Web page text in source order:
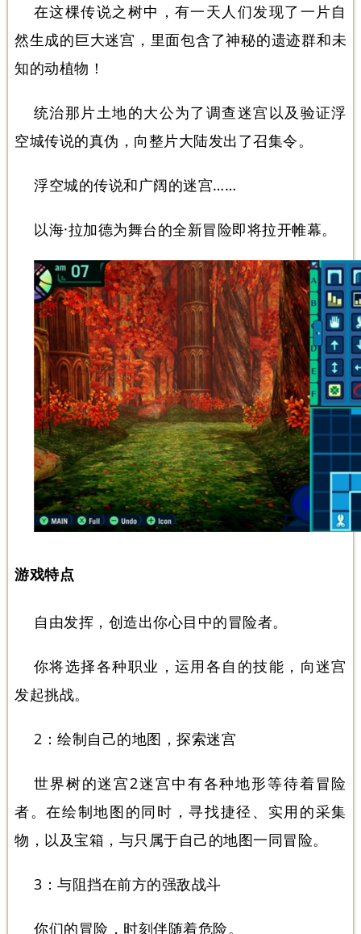
在这棵传说之树中，有一天人们发现了一片自
然生成的巨大迷宫，里面包含了神秘的遗迹群和未
知的动植物！
统治那片土地的大公为了调查迷宫以及验证浮
空城传说的真伪，向整片大陆发出了召集令。
浮空城的传说和广阔的迷宫……
以海·拉加德为舞台的全新冒险即将拉开帷幕。
游戏特点
自由发挥，创造出你心目中的冒险者。
你将选择各种职业，运用各自的技能，向迷宫
发起挑战。
2：绘制自己的地图，探索迷宫
世界树的迷宫2迷宫中有各种地形等待着冒险
者。在绘制地图的同时，寻找捷径、实用的采集
物，以及宝箱，与只属于自己的地图一同冒险。
3：与阻挡在前方的强敌战斗
你们的冒险，时刻伴随着危险。